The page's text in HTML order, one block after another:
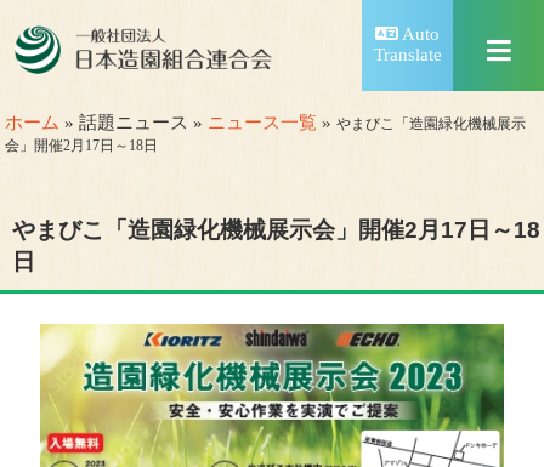
Auto
Translate
ホーム » 話題ニュース » ニュース一覧 »やまびこ「造園緑化機械展示
会」開催2月17日～18日
やまびこ「造園緑化機械展示会」開催2月17日～18
日